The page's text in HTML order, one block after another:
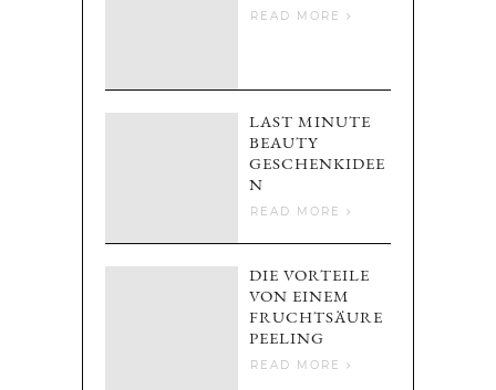
READ MORE
LAST MINUTE
BEAUTY
GESCHENKIDEE
N
READ MORE
DIE VORTEILE
VON EINEM
FRUCHTSÄURE
PEELING
READ MORE